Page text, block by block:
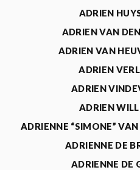
ADRIEN
ADRIEN VAN
ADRIEN VAN
ADRIEN
ADRIEN
ADRIEN
ADRIENNE “SIMONE”
ADRIENNE DE
ADRIENNE DE